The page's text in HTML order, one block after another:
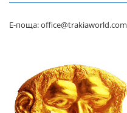
Е-поща: office@trakiaworld.com